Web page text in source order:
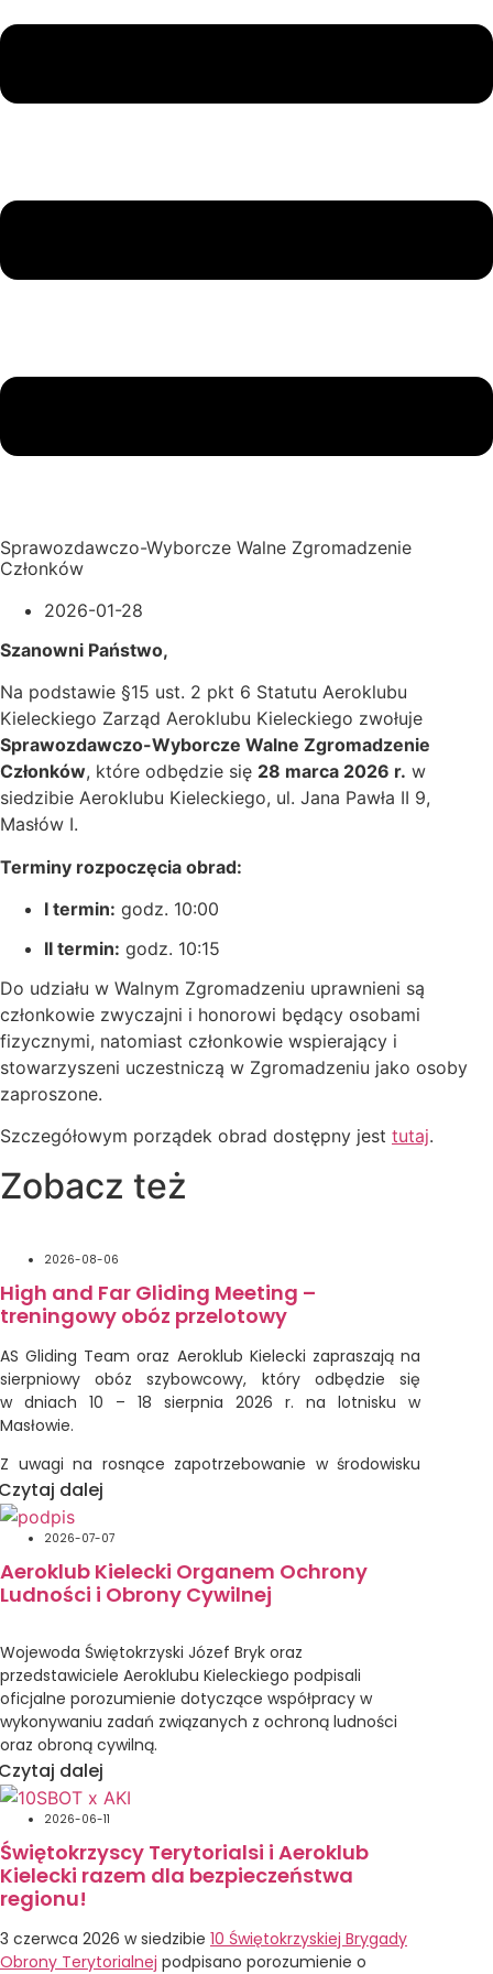
Sprawozdawczo-Wyborcze Walne Zgromadzenie
Członków
2026-01-28
Szanowni Państwo,
Na podstawie §15 ust. 2 pkt 6 Statutu Aeroklubu
Kieleckiego Zarząd Aeroklubu Kieleckiego zwołuje
Sprawozdawczo-Wyborcze Walne Zgromadzenie
Członków, które odbędzie się 28 marca 2026 r. w
siedzibie Aeroklubu Kieleckiego, ul. Jana Pawła II 9,
Masłów I.
Terminy rozpoczęcia obrad:
I termin: godz. 10:00
II termin: godz. 10:15
Do udziału w Walnym Zgromadzeniu uprawnieni są
członkowie zwyczajni i honorowi będący osobami
fizycznymi, natomiast członkowie wspierający i
stowarzyszeni uczestniczą w Zgromadzeniu jako osoby
zaproszone.
Szczegółowym porządek obrad dostępny jest tutaj.
Zobacz też
2026-08-06
High and Far Gliding Meeting –
treningowy obóz przelotowy
AS Gliding Team oraz Aeroklub Kielecki zapraszają na
sierpniowy obóz szybowcowy, który odbędzie się
w dniach 10 – 18 sierpnia 2026 r. na lotnisku w
Masłowie.
Z uwagi na rosnące zapotrzebowanie w środowisku
pilotów szybowcowych wydarzeniami treningowymi
ukierunkowanymi na poprawę bezpieczeństwa
w przelotach szybowcowych, obóz nasz będzie miał
Głównym celem obozu jest wdrażanie optymalnych
bezpieczeństwo w przelotach szybowcowych,
a w szczególności wspólne poszukiwanie optymalnej
formuły rywalizacji w trakcie lotów wyczynowych
i zawodniczych, w coraz bardziej skomplikowanym
środowisku przestrzennym.
Ponadto ważnym celem naszego obozu jest również
aktywizacja środowiska pilotów szybowcowych
Aeroklubu Kieleckiego, popularyzacja szybownictwa,
a także promowani regionu Świętokrzyskiego dla
zaproszonych gości.
Program obozu
Codzienne odprawy meteorologiczne oraz
dalej
2026-07-07
Aeroklub Kielecki Organem Ochrony
Ludności i Obrony Cywilnej
Wojewoda Świętokrzyski Józef Bryk oraz
przedstawiciele Aeroklubu Kieleckiego podpisali
oficjalne porozumienie dotyczące współpracy w
wykonywaniu zadań związanych z ochroną ludności
oraz obroną cywilną.
Podpisany dokument precyzyjnie określa zasady oraz
ramy współdziałania obu stron na wypadek
wystąpienia różnego rodzaju zagrożeń kryzysowych.
Głównym założeniem zawartego porozumienia jest
wspieranie przez Aeroklub Kielecki działań
państwowych systemów ratowniczych, a także
potencjalnych katastrof lub klęsk żywiołowych.
Istotnym elementem umowy jest również wspólne
dalej
2026-06-11
Świętokrzyscy Terytorialsi i Aeroklub
Kielecki razem dla bezpieczeństwa
regionu!
3 czerwca 2026 w siedzibie 10 Świętokrzyskiej Brygady
Obrony Terytorialnej podpisano porozumienie o